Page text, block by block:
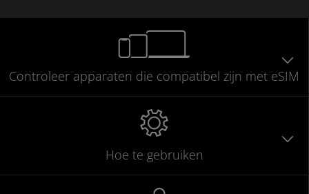
Controleer apparaten die compatibel zijn met eSIM
Hoe te gebruiken